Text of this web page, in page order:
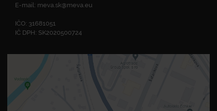
E-mail: meva.sk@meva.eu
IČO: 31681051
IČ DPH: SK2020500724